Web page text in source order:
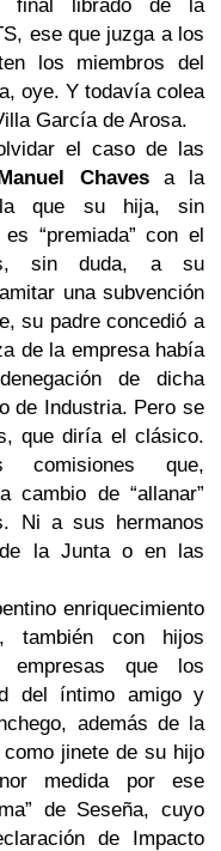
final librado de la
ese que juzga a los
los miembros del
oye. Y todavía colea
García de Arosa.
el caso de las
Chavesa la
la que su hija, sin
“premiada” con el
sin duda, a su
una subvención
su padre concedió a
de la empresa había
de dicha
de Industria. Pero se
que diría el clásico.
comisiones que,
cambio de “allanar”
Ni a sus hermanos
de la Junta o en las
enriquecimiento
también con hijos
empresas que los
del íntimo amigo y
además de la
jinete de su hijo
medida por ese
de Seseña, cuyo
de Impacto